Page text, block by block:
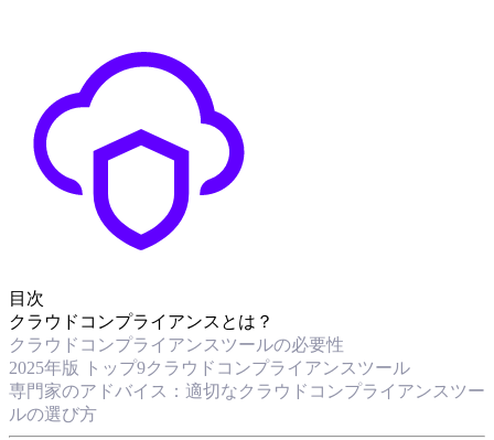
目次
クラウドコンプライアンスとは？
クラウドコンプライアンスツールの必要性
2025年版 トップ9クラウドコンプライアンスツール
専門家のアドバイス：適切なクラウドコンプライアンスツー
ルの選び方